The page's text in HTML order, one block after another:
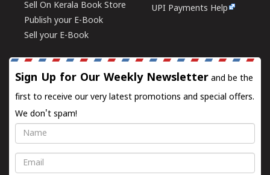
Sell On Kerala Book Store
Publish your E-Book
Sell your E-Book
UPI Payments Help
Sign Up for Our Weekly Newsletter and be the
first to receive our very latest promotions and special offers.
We don't spam!
Name
Email